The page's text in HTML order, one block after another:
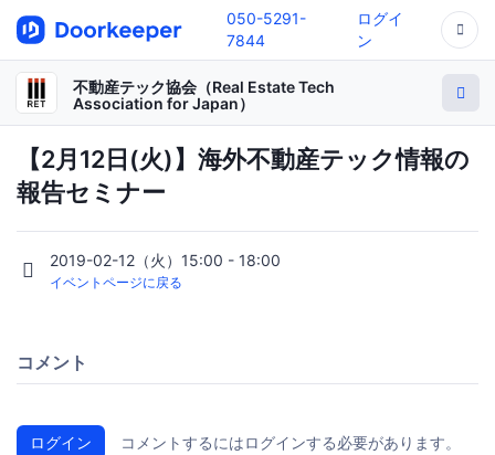
050-5291-
7844
ログイ
ン
不動産テック協会（Real Estate Tech
Association for Japan）
【2月12日(火)】海外不動産テック情報の
報告セミナー
2019-02-12（火）15:00 - 18:00
イベントページに戻る
コメント
ログイン コメントするにはログインする必要があります。